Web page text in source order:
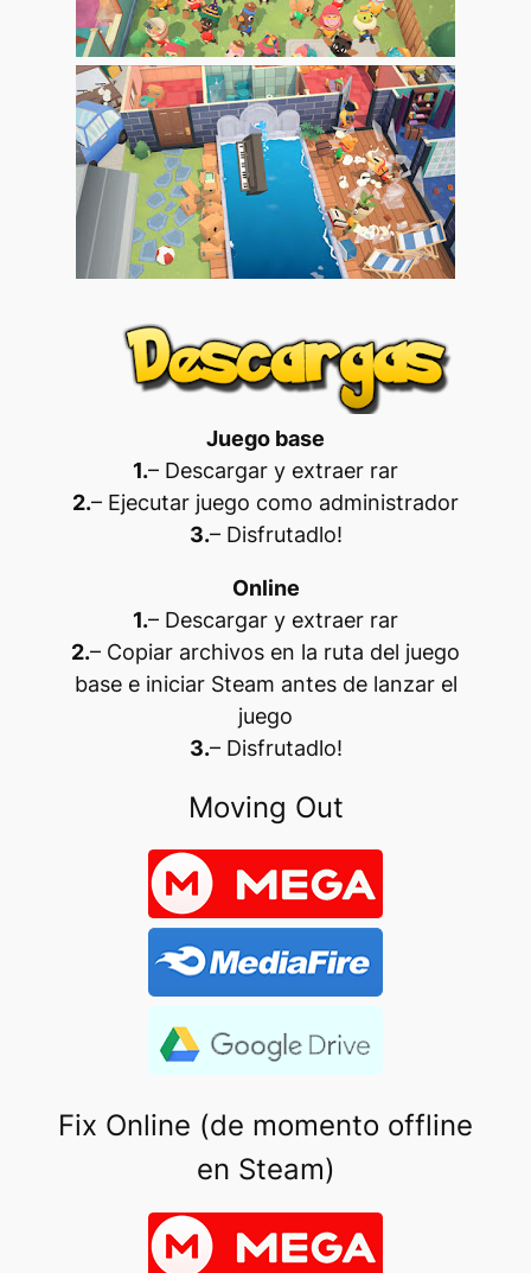
Juego base
1.– Descargar y extraer rar
2.– Ejecutar juego como administrador
3.– Disfrutadlo!
Online
1.– Descargar y extraer rar
2.– Copiar archivos en la ruta del juego
base e iniciar Steam antes de lanzar el
juego
3.– Disfrutadlo!
Moving Out
Fix Online (de momento offline
en Steam)